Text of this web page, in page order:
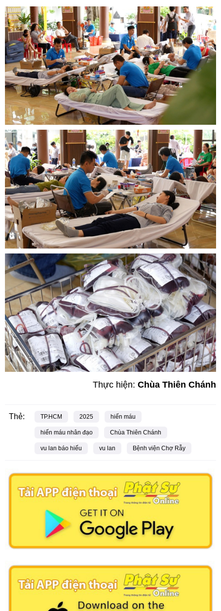
Thực hiện: Chùa Thiên Chánh
Thẻ: TP.HCM 2025 hiến máu
hiến máu nhân đạo Chùa Thiên Chánh
vu lan báo hiếu vu lan Bệnh viện Chợ Rẫy